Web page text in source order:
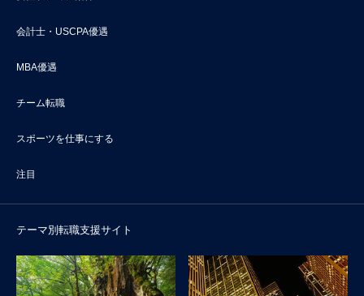
会計士・USCPA優遇
MBA優遇
チーム転職
スポーツを仕事にする
注目
テーマ別転職支援サイト